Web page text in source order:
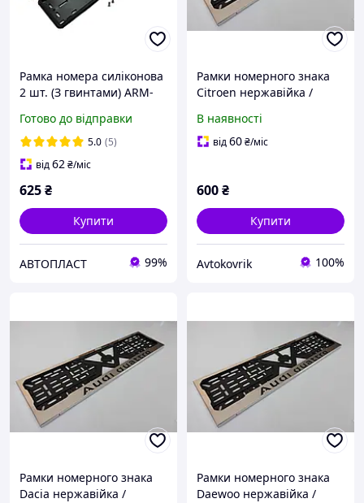
Рамка номера силіконова
2 шт. (З гвинтами) ARM-
Готово до відправки
5.0 (5)
від62₴/міс
625₴
Купити
АВТОПЛАСТ 99%
Рамки номерного знака
Citroen нержавійка /
Номерні рамки
нержавійка
В наявності
від60₴/міс
600₴
Купити
Avtokovrik 100%
Рамки номерного знака
Dacia нержавійка /
Рамки номерного знака
Daewoo нержавійка /